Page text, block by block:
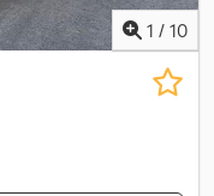
1 / 10